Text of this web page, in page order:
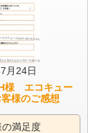
月24日
様 エコキュー
客様のご感想
の満足度